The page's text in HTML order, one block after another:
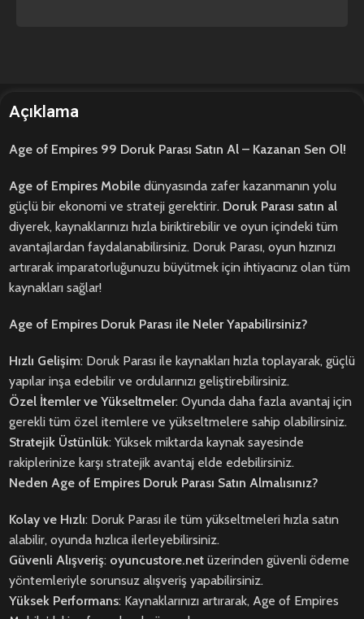
Açıklama
Age of Empires 99 Doruk Parası Satın Al – Kazanan Sen Ol!
Age of Empires Mobile dünyasında zafer kazanmanın yolu
güçlü bir ekonomi ve strateji gerektirir. Doruk Parası satın al
diyerek, kaynaklarınızı hızla biriktirebilir ve oyun içindeki tüm
avantajlardan faydalanabilirsiniz. Doruk Parası, oyun hızınızı
artırarak imparatorluğunuzu büyütmek için ihtiyacınız olan tüm
kaynakları sağlar!
Age of Empires Doruk Parası ile Neler Yapabilirsiniz?
Hızlı Gelişim: Doruk Parası ile kaynakları hızla toplayarak, güçlü
yapılar inşa edebilir ve ordularınızı geliştirebilirsiniz.
Özel İtemler ve Yükseltmeler: Oyunda daha fazla avantaj için
gerekli tüm özel itemlere ve yükseltmelere sahip olabilirsiniz.
Stratejik Üstünlük: Yüksek miktarda kaynak sayesinde
rakiplerinize karşı stratejik avantaj elde edebilirsiniz.
Neden Age of Empires Doruk Parası Satın Almalısınız?
Kolay ve Hızlı: Doruk Parası ile tüm yükseltmeleri hızla satın
alabilir, oyunda hızlıca ilerleyebilirsiniz.
Güvenli Alışveriş: oyuncustore.net üzerinden güvenli ödeme
yöntemleriyle sorunsuz alışveriş yapabilirsiniz.
Yüksek Performans: Kaynaklarınızı artırarak, Age of Empires